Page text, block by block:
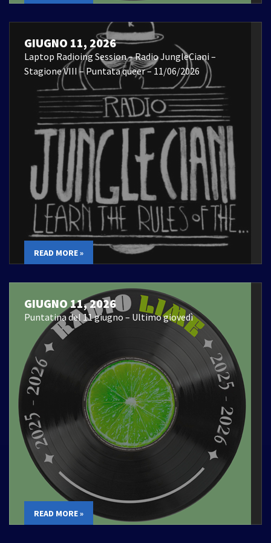
GIUGNO 11, 2026
Laptop Radioing Session – Radio JungleCiani –
Stagione VIII – Puntata queer – 11/06/2026
READ MORE »
GIUGNO 11, 2026
Puntatina del 11 giugno – Ultimo giovedì
READ MORE »